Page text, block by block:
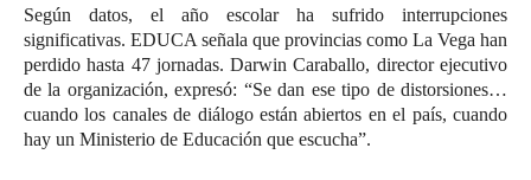
Según datos, el año escolar ha sufrido interrupciones
significativas. EDUCA señala que provincias como La Vega han
perdido hasta 47 jornadas. Darwin Caraballo, director ejecutivo
de la organización, expresó: “Se dan ese tipo de distorsiones…
cuando los canales de diálogo están abiertos en el país, cuando
hay un Ministerio de Educación que escucha”.